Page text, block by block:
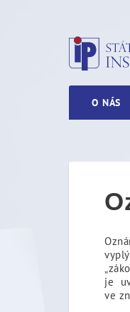
O NÁS
je
ve